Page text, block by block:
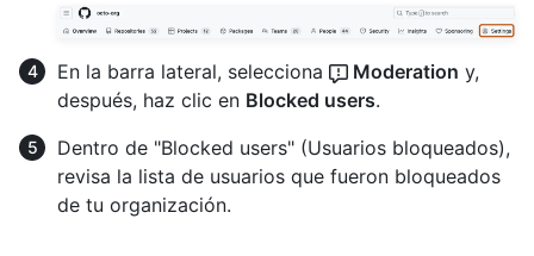
En la barra lateral, selecciona Moderation y,
después, haz clic en Blocked users.
Dentro de "Blocked users" (Usuarios bloqueados),
revisa la lista de usuarios que fueron bloqueados
de tu organización.